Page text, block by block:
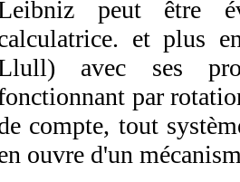
peut être
et plus
avec ses
par
compte, tout
ouvre d'un